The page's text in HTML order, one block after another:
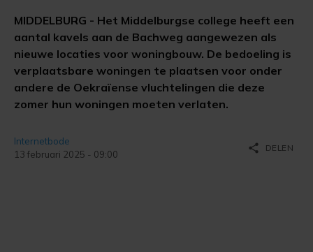
MIDDELBURG - Het Middelburgse college heeft een
aantal kavels aan de Bachweg aangewezen als
nieuwe locaties voor woningbouw. De bedoeling is
verplaatsbare woningen te plaatsen voor onder
andere de Oekraïense vluchtelingen die deze
zomer hun woningen moeten verlaten.
Internetbode
13 februari 2025 - 09:00
share DELEN